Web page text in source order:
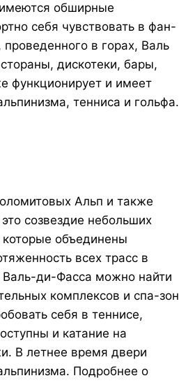
имеются обширные
себя чувствовать в фан-
в горах, Валь
дискотеки, бары,
функционирует и имеет
тенниса и гольфа.
Альп и также
созвездие небольших
объединены
всех трасс в
Валь-ди-Фасса можно найти
комплексов и спа-зон
себя в теннисе,
и катание на
В летнее время двери
Подробнее о